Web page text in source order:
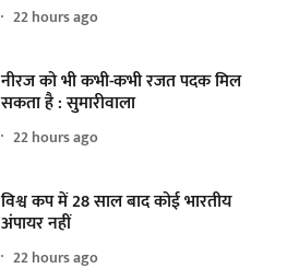
22 hours ago
नीरज को भी कभी-कभी रजत पदक मिल
सकता है : सुमारीवाला
22 hours ago
विश्व कप में 28 साल बाद कोई भारतीय
अंपायर नहीं
22 hours ago